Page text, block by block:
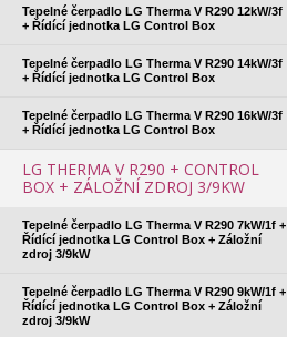
Tepelné čerpadlo LG Therma V R290 12kW/3f
+ Řídící jednotka LG Control Box
Tepelné čerpadlo LG Therma V R290 14kW/3f
+ Řídící jednotka LG Control Box
Tepelné čerpadlo LG Therma V R290 16kW/3f
+ Řídící jednotka LG Control Box
LG THERMA V R290 + CONTROL
BOX + ZÁLOŽNÍ ZDROJ 3/9KW
Tepelné čerpadlo LG Therma V R290 7kW/1f +
Řídící jednotka LG Control Box + Záložní
zdroj 3/9kW
Tepelné čerpadlo LG Therma V R290 9kW/1f +
Řídící jednotka LG Control Box + Záložní
zdroj 3/9kW